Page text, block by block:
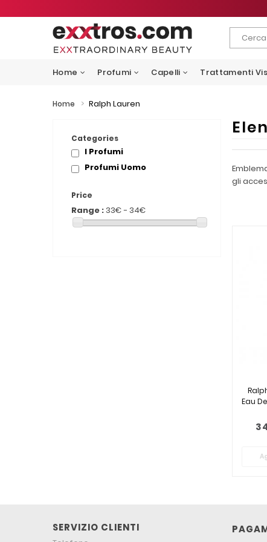
Home Profumi Capelli Trattamenti
Home > Ralph Lauren
Categories
I Profumi
Profumi Uomo
Price
Range :33€ - 34€
gli
Eau
SERVIZIO CLIENTI